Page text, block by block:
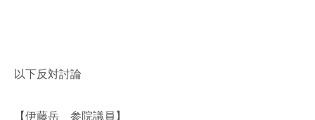
以下反対討論
【伊藤岳 参院議員】